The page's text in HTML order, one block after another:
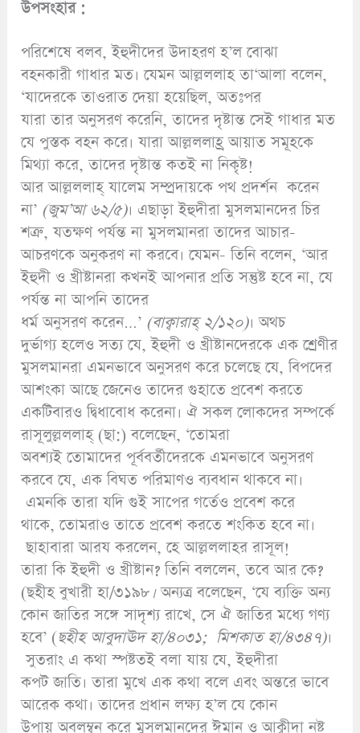
উপসংহার :
পরিশেষে বলব, ইহুদীদের উদাহরণ হ’ল বোঝা
বহনকারী গাধার মত। যেমন আল্লললাহ তা‘আলা বলেন,
‘যাদেরকে তাওরাত দেয়া হয়েছিল, অতঃপর
যারা তার অনুসরণ করেনি, তাদের দৃষ্টান্ত সেই গাধার মত
যে পুস্তক বহন করে। যারা আল্লললাহ্র আয়াত সমূহকে
মিথ্যা করে, তাদের দৃষ্টান্ত কতই না নিকৃষ্ট!
আর আল্লললাহ্ যালেম সম্প্রদায়কে পথ প্রদর্শন করেন
না’ (জুম’আ ৬২/৫)। এছাড়া ইহুদীরা মুসলমানদের চির
শত্রু, যতক্ষণ পর্যন্ত না মুসলমানরা তাদের আচার-
আচরণকে অনুকরণ না করবে। যেমন- তিনি বলেন, ‘আর
ইহুদী ও খ্রীষ্টানরা কখনই আপনার প্রতি সন্তুষ্ট হবে না, যে
পর্যন্ত না আপনি তাদের
ধর্ম অনুসরণ করেন…’ (বাক্বারাহ্২/১২০)। অথচ
দুর্ভাগ্য হলেও সত্য যে, ইহুদী ও খ্রীষ্টানদেরকে এক শ্রেণীর
মুসলমানরা এমনভাবে অনুসরণ করে চলেছে যে, বিপদের
আশংকা আছে জেনেও তাদের গুহাতে প্রবেশ করতে
একটিবারও দ্বিধাবোধ করেনা। ঐ সকল লোকদের সম্পর্কে
রাসূলুল্লললাহ্ (ছা:) বলেছেন, ‘তোমরা
অবশ্যই তোমাদের পূর্ববর্তীদেরকে এমনভাবে অনুসরণ
করবে যে, এক বিঘত পরিমাণও ব্যবধান থাকবে না।
এমনকি তারা যদি গুই সাপের গর্তেও প্রবেশ করে
থাকে, তোমরাও তাতে প্রবেশ করতে শংকিত হবে না।
ছাহাবারা আরয করলেন, হে আল্লললাহর রাসূল!
তারা কি ইহুদী ও খ্রীষ্টান? তিনি বললেন, তবে আর কে?
(ছহীহ বুখারী হা/৩১৯৮।অন্যত্র বলেছেন, ‘যে ব্যক্তি অন্য
কোন জাতির সঙ্গে সাদৃশ্য রাখে, সে ঐ জাতির মধ্যে গণ্য
হবে’ (ছহীহ আবুদাঊদ হা/৪০৩১; মিশকাত হা/৪৩৪৭)।
সুতরাং এ কথা স্পষ্টতই বলা যায় যে, ইহুদীরা
কপট জাতি। তারা মুখে এক কথা বলে এবং অন্তরে ভাবে
আরেক কথা। তাদের প্রধান লক্ষ্য হ’ল যে কোন
উপায় অবলম্বন করে মুসলমানদের ঈমান ও আক্বীদা নষ্ট